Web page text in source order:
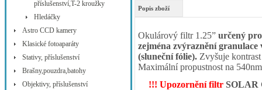
příslušenství,T-2 kroužky
Hledáčky
Astro CCD kamery
Klasické fotoaparáty
Stativy, příslušenství
Brašny,pouzdra,batohy
Objektivy, příslušenství
Popis zboží
Okulárový filtr 1.25” určený
zejména zvýraznění
(sluneční fólie). Zvyšuje
Maximální propustnost na
!!! Upozornění filtr